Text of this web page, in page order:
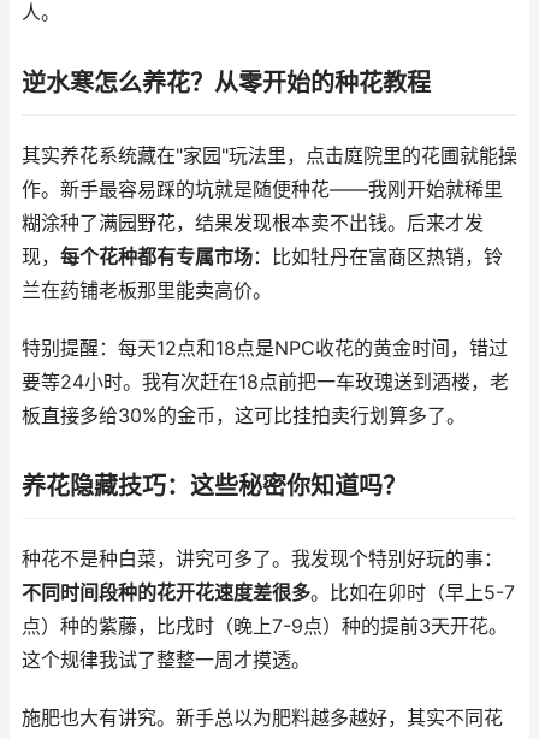
人。
逆水寒怎么养花？从零开始的种花教程
其实养花系统藏在"家园"玩法里，点击庭院里的花圃就能操
作。新手最容易踩的坑就是随便种花——我刚开始就稀里
糊涂种了满园野花，结果发现根本卖不出钱。后来才发
现， 每个花种都有专属市场：比如牡丹在富商区热销，铃
兰在药铺老板那里能卖高价。
特别提醒：每天12点和18点是NPC收花的黄金时间，错过
要等24小时。我有次赶在18点前把一车玫瑰送到酒楼，老
板直接多给30%的金币，这可比挂拍卖行划算多了。
养花隐藏技巧：这些秘密你知道吗？
种花不是种白菜，讲究可多了。我发现个特别好玩的事：
不同时间段种的花开花速度差很多。比如在卯时（早上5-7
点）种的紫藤，比戌时（晚上7-9点）种的提前3天开花。
这个规律我试了整整一周才摸透。
施肥也大有讲究。新手总以为肥料越多越好，其实不同花